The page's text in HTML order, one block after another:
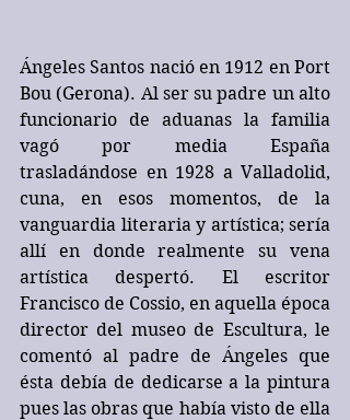
Ángeles Santos nació en 1912 en Port
Bou (Gerona). Al ser su padre un alto
funcionario de aduanas la familia
vagó por media España
trasladándose en 1928 a Valladolid,
cuna, en esos momentos, de la
vanguardia literaria y artística; sería
allí en donde realmente su vena
artística despertó. El escritor
Francisco de Cossio, en aquella época
director del museo de Escultura, le
comentó al padre de Ángeles que
ésta debía de dedicarse a la pintura
pues las obras que había visto de ella